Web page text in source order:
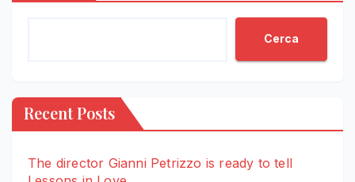
Cerca
Recent Posts
The director Gianni Petrizzo is ready to tell